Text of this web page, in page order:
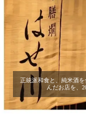
正統派和食と、純米酒
んだお店を、